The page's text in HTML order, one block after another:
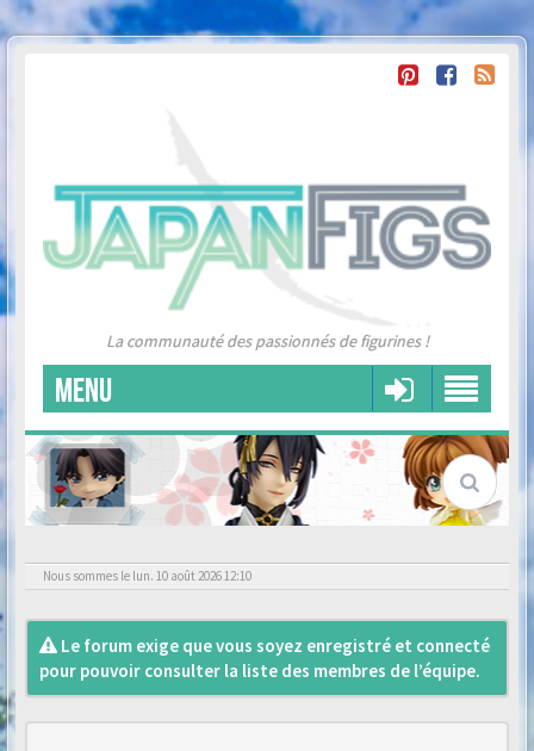
La communauté des passionnés de figurines !
MENU
Nous sommes le lun. 10 août 2026 12:10
Le forum exige que vous soyez enregistré et connecté
pour pouvoir consulter la liste des membres de l’équipe.